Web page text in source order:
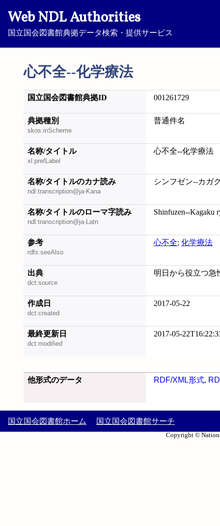
Web NDL Authorities
国立国会図書館典拠データ検索・提供サービス
心不全--化学療法
国立国会図書館典拠ID 001261729
典拠種別
skos:inScheme
普通件名
名称/タイトル
xl:prefLabel
心不全--化学療法
名称/タイトルのカナ読み
ndl:transcription@ja-Kana
シンフゼン--カガ
名称/タイトルのローマ字読み
ndl:transcription@ja-Latn
Shinfuzen--Kagaku
参考
rdfs:seeAlso
心不全; 化学療法
出典
dct:source
明日から役立つ急
作成日
dct:created
2017-05-22
最終更新日
dct:modified
2017-05-
他形式のデータ RDF/XML形式,
国立国会図書館ホーム 国立国会図書館サーチ
Copyright ©